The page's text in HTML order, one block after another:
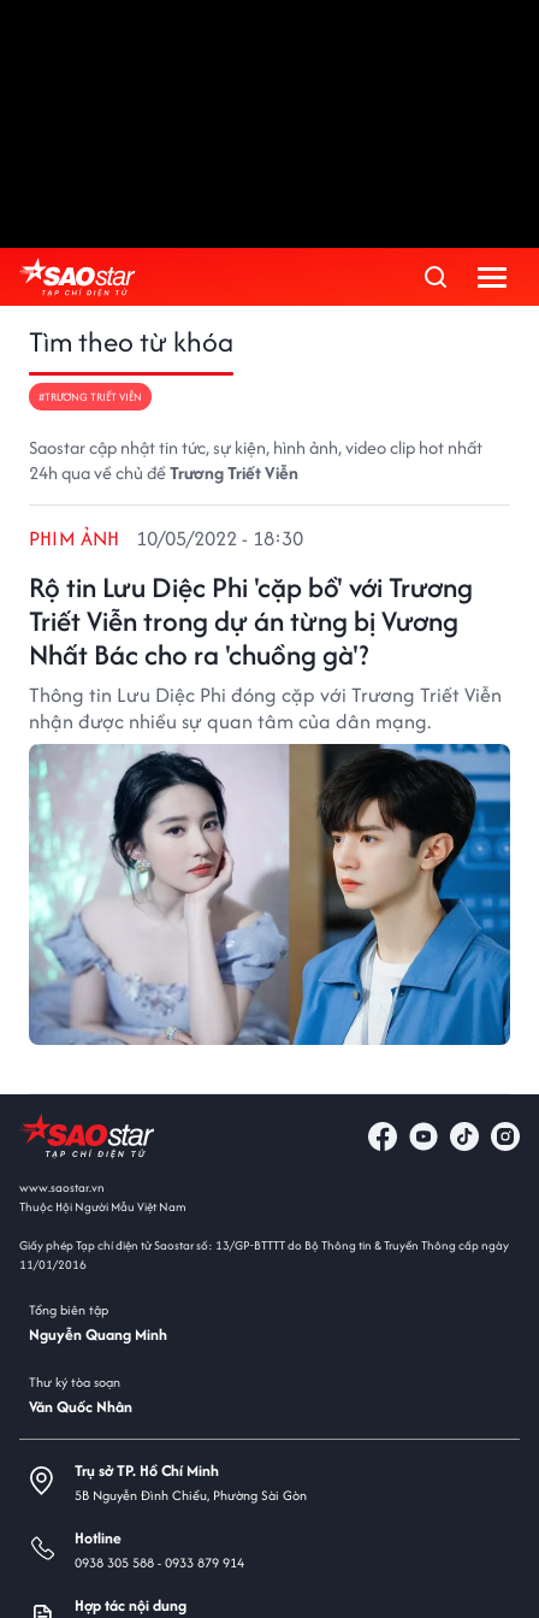
Tìm theo từ khóa
#TRƯƠNG TRIẾT VIỄN
Saostar cập nhật tin tức, sự kiện, hình ảnh, video clip hot nhất
24h qua về chủ đềTrương Triết Viễn
Rộ tin Lưu Diệc Phi 'cặp bồ' với Trương
Triết Viễn trong dự án từng bị Vương
Nhất Bác cho ra 'chuồng gà'?
PHIM ẢNH 10/05/2022 - 18:30
Thông tin Lưu Diệc Phi đóng cặp với Trương Triết Viễn
nhận được nhiều sự quan tâm của dân mạng.
www.saostar.vn
Thuộc Hội Người Mẫu Việt Nam
Giấy phép Tạp chí điện tử Saostar số: 13/GP-BTTTT do Bộ Thông tin & Truyền Thông cấp ngày
11/01/2016
Tổng biên tập
Nguyễn Quang Minh
Thư ký tòa soạn
Văn Quốc Nhân
Trụ sở TP. Hồ Chí Minh
5B Nguyễn Đình Chiểu, Phường Sài Gòn
Hotline
0938 305 588 -0933 879 914
Hợp tác nội dung